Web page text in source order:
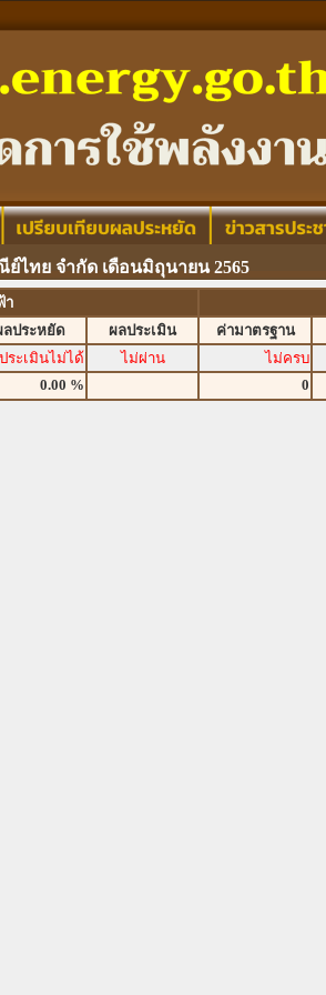
ไทย จำกัด เดือนมิถุนายน 2565
า
ลประหยัด ผลประเมิน ค่ามาตรฐาน
ประเมินไม่ได้ ไม่ผ่าน ไม่ครบ
0.00 % 0